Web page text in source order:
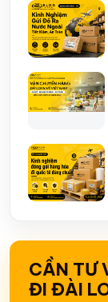
CẦN TƯ
ĐI ĐÀI